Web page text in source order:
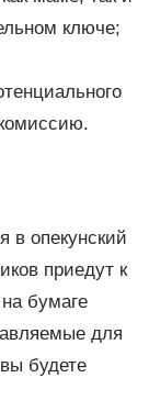
ключе;
в опекунский
приедут к
бумаге
для
будете